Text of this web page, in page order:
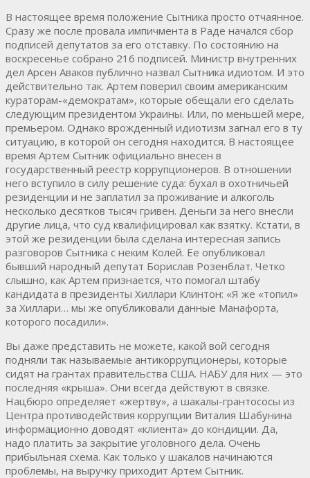
В настоящее время положение Сытника просто отчаянное.
Сразу же после провала импичмента в Раде начался сбор
подписей депутатов за его отставку. По состоянию на
воскресенье собрано 216 подписей. Министр внутренних
дел Арсен Аваков публично назвал Сытника идиотом. И это
действительно так. Артем поверил своим американским
кураторам-«демократам», которые обещали его сделать
следующим президентом Украины. Или, по меньшей мере,
премьером. Однако врожденный идиотизм загнал его в ту
ситуацию, в которой он сегодня находится. В настоящее
время Артем Сытник официально внесен в
государственный реестр коррупционеров. В отношении
него вступило в силу решение суда: бухал в охотничьей
резиденции и не заплатил за проживание и алкоголь
несколько десятков тысяч гривен. Деньги за него внесли
другие лица, что суд квалифицировал как взятку. Кстати, в
этой же резиденции была сделана интересная запись
разговоров Сытника с неким Колей. Ее опубликовал
бывший народный депутат Борислав Розенблат. Четко
слышно, как Артем признается, что помогал штабу
кандидата в президенты Хиллари Клинтон: «Я же «топил»
за Хиллари… мы же опубликовали данные Манафорта,
которого посадили».
Вы даже представить не можете, какой вой сегодня
подняли так называемые антикоррупционеры, которые
сидят на грантах правительства США. НАБУ для них — это
последняя «крыша». Они всегда действуют в связке.
Нацбюро определяет «жертву», а шакалы-грантососы из
Центра противодействия коррупции Виталия Шабунина
информационно доводят «клиента» до кондиции. Да,
надо платить за закрытие уголовного дела. Очень
прибыльная схема. Как только у шакалов начинаются
проблемы, на выручку приходит Артем Сытник.